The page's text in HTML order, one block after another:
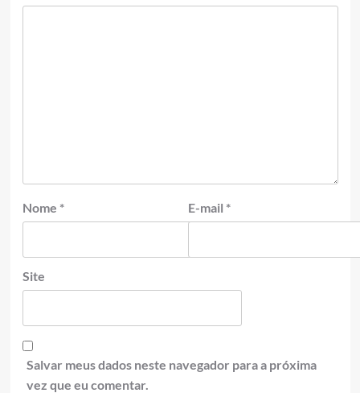
Nome * E-mail *
Site
Salvar meus dados neste navegador para a próxima
vez que eu comentar.